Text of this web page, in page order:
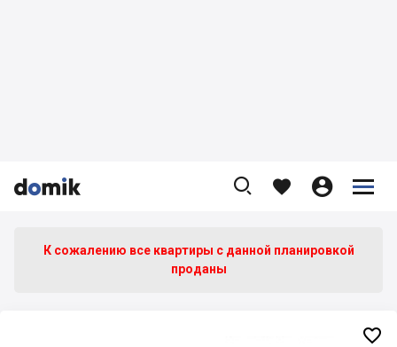


    


К сожалению все квартиры c данной планировкой
проданы
